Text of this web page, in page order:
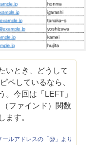
いとき、どうして
ペしているなら、
。今回は「LEFT」
ファインド）関数
ます。
ルアドレスの「@」より